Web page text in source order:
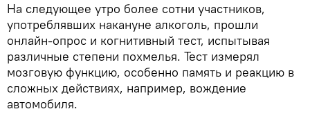
На следующее утро более сотни участников,
употреблявших накануне алкоголь, прошли
онлайн-опрос и когнитивный тест, испытывая
различные степени похмелья. Тест измерял
мозговую функцию, особенно память и реакцию в
сложных действиях, например, вождение
автомобиля.